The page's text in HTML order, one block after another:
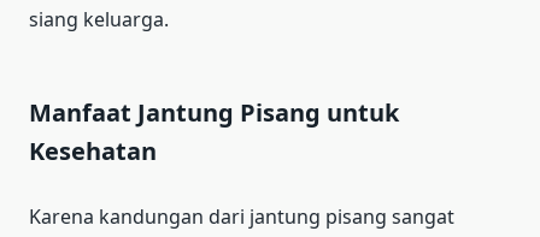
siang keluarga.
Manfaat Jantung Pisang untuk
Kesehatan
Karena kandungan dari jantung pisang sangat